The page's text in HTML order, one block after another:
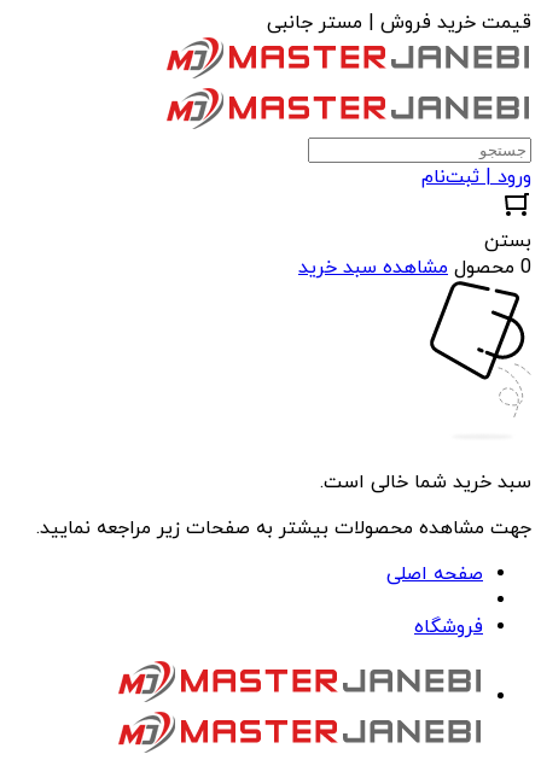
قیمت خرید فروش | مستر جانبی
ورود | ثبت‌نام
بستن
0 محصول
مشاهده سبد خرید
سبد خرید شما خالی است.
جهت مشاهده محصولات بیشتر به صفحات زیر مراجعه نمایید.
صفحه اصلی
فروشگاه